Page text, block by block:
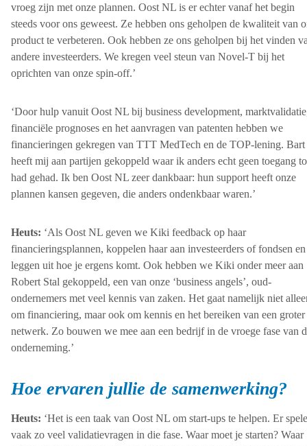
vroeg zijn met onze plannen. Oost NL is er echter vanaf het begin
steeds voor ons geweest. Ze hebben ons geholpen de kwaliteit van
product te verbeteren. Ook hebben ze ons geholpen bij het vinden
andere investeerders. We kregen veel steun van Novel-T bij het
oprichten van onze spin-off.’
‘Door hulp vanuit Oost NL bij business development,
financiële prognoses en het aanvragen van patenten hebben we
financieringen gekregen van TTT MedTech en de TOP-lening. Bart
heeft mij aan partijen gekoppeld waar ik anders echt geen toegang
had gehad. Ik ben Oost NL zeer dankbaar: hun support heeft onze
plannen kansen gegeven, die anders ondenkbaar waren.’
Heuts: ‘Als Oost NL geven we Kiki feedback op haar
financieringsplannen, koppelen haar aan investeerders of fondsen en
leggen uit hoe je ergens komt. Ook hebben we Kiki onder meer aan
Robert Stal gekoppeld, een van onze ‘business angels’, oud-
ondernemers met veel kennis van zaken. Het gaat namelijk niet
om financiering, maar ook om kennis en het bereiken van een groter
netwerk. Zo bouwen we mee aan een bedrijf in de vroege fase van
onderneming.’
Hoe ervaren jullie de samenwerking?
Heuts: ‘Het is een taak van Oost NL om start-ups te helpen. Er
vaak zo veel validatievragen in die fase. Waar moet je starten? Waar